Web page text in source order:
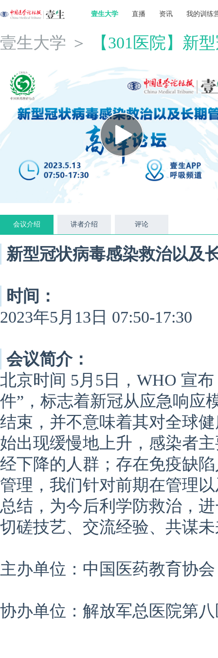
壹生大学 直播 资讯 我的训练
壹生大学 ＞ 【301医院】新
会议介绍 讲者介绍 评论
新型冠状病毒感染救治以及
时间：
2023年5月13日 07:50-17:30
会议简介：
北京时间 5月5日，WHO 宣
件”，标志着新冠从应急响应
结束，并不意味着其对全球
始出现缓慢地上升，感染者
经下降的人群；存在免疫缺
管理，我们针对前期在管理
总结，为今后利学防救治，
切磋技艺、交流经验、共谋
主办单位：中国医药教育协会
协办单位：解放军总医院第